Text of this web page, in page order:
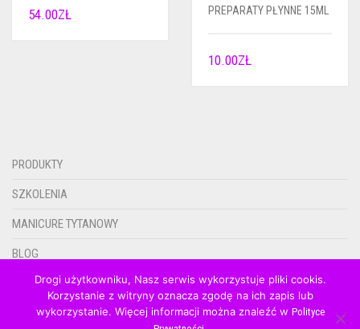
54.00ZŁ PREPARATY PŁYNNE 15ML
10.00ZŁ
PRODUKTY
SZKOLENIA
MANICURE TYTANOWY
BLOG
KONTAKT
0.00ZŁ
Drogi użytkowniku, Nasz serwis wykorzystuje pliki cookis.
Korzystanie z witryny oznacza zgodę na ich zapis lub
wykorzystanie. Więcej informacji można znaleźć w Polityce